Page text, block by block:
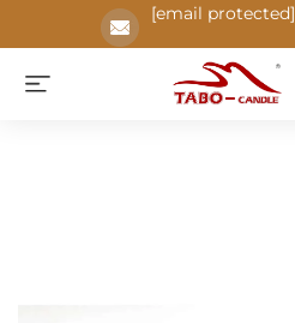
[email protected]